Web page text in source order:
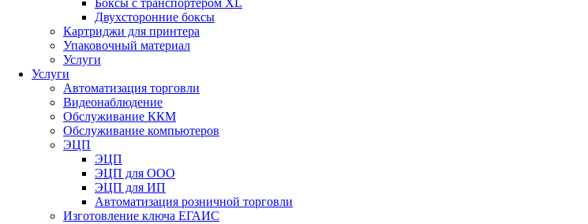
Боксы с транспортёром XL
Двухсторонние боксы
Картриджи для принтера
Упаковочный материал
Услуги
Услуги
Автоматизация торговли
Видеонаблюдение
Обслуживание ККМ
Обслуживание компьютеров
ЭЦП
ЭЦП
ЭЦП для ООО
ЭЦП для ИП
Автоматизация розничной торговли
Изготовление ключа ЕГАИС